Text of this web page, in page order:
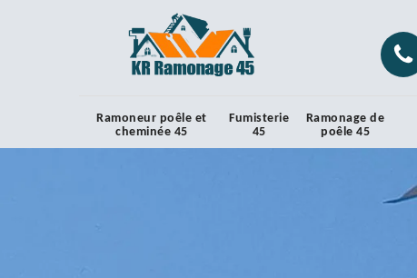
Ramoneur poêle et
cheminée 45
Fumisterie
45
Ramonage de
poêle 45